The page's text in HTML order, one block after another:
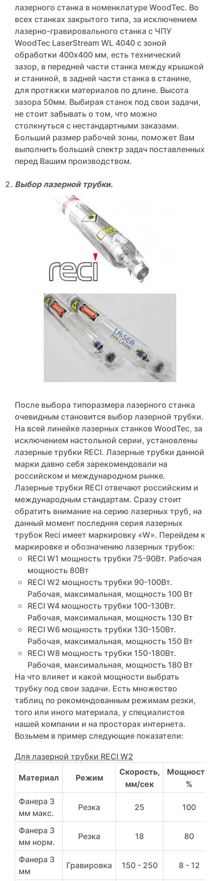
лазерного станка в номенклатуре WoodTec. Во
всех станках закрытого типа, за исключением
лазерно-гравировального станка с ЧПУ
WoodTec LaserStream WL 4040 с зоной
обработки 400х400 мм, есть технический
зазор, в передней части станка между крышкой
и станиной, в задней части станка в станине,
для протяжки материалов по длине. Высота
зазора 50мм. Выбирая станок под свои задачи,
не стоит забывать о том, что можно
столкнуться с нестандартными заказами.
Больший размер рабочей зоны, поможет Вам
выполнить больший спектр задач поставленных
перед Вашим производством.
Выбор лазерной трубки.
После выбора типоразмера лазерного станка
очевидным становится выбор лазерной трубки.
На всей линейке лазерных станков WoodTec, за
исключением настольной серии, установлены
лазерные трубки RECI. Лазерные трубки данной
марки давно себя зарекомендовали на
российском и международном рынке.
Лазерные трубки RECI отвечают российским и
международным стандартам. Сразу стоит
обратить внимание на серию лазерных труб, на
данный момент последняя серия лазерных
трубок Reci имеет маркировку «W». Перейдем к
маркировке и обозначению лазерных трубок:
RECI W1 мощность трубки 75-90Вт. Рабочая
мощность 80Вт
RECI W2 мощность трубки 90-100Вт.
Рабочая, максимальная, мощность 100 Вт
RECI W4 мощность трубки 100-130Вт.
Рабочая, максимальная, мощность 130 Вт
RECI W6 мощность трубки 130-150Вт.
Рабочая, максимальная, мощность 150 Вт
RECI W8 мощность трубки 150-180Вт.
Рабочая, максимальная, мощность 180 Вт
На что влияет и какой мощности выбрать
трубку под свои задачи. Есть множество
таблиц по рекомендованным режимам резки,
того или иного материала, у специалистов
нашей компании и на просторах интернета.
Возьмем в пример следующие показатели:
Для лазерной трубки RECI W2
Материал Режим
Скорость,
мм/сек
Мощность,
%
Фанера 3
мм макс.
Резка 25 100
Фанера 3
мм норм.
Резка 18 80
Фанера 3
мм
Гравировка 150 - 250 8 - 12